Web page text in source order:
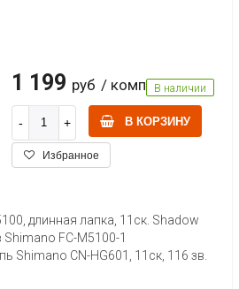
1 199 руб / комп В наличии
В КОРЗИНУ
Избранное
длинная лапка, 11ск. Shadow
FC-M5100-1
Shimano CN-HG601, 11ск, 116 зв.